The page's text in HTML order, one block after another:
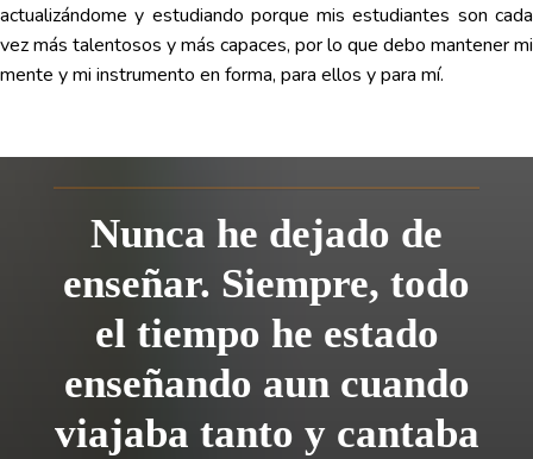
actualizándome y estudiando porque mis estudiantes son cada
vez más talentosos y más capaces, por lo que debo mantener mi
mente y mi instrumento en forma, para ellos y para mí.
Nunca he dejado de
enseñar. Siempre, todo
el tiempo he estado
enseñando aun cuando
viajaba tanto y cantaba